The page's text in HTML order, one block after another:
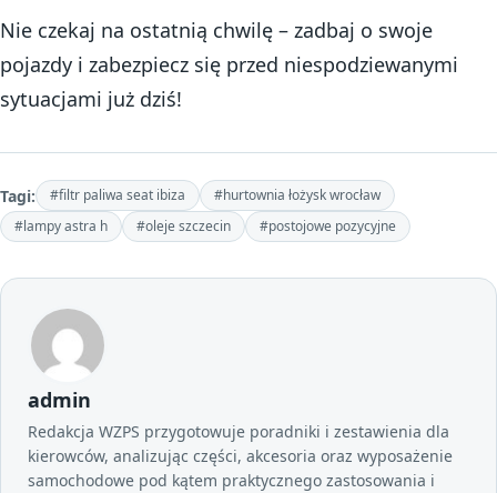
Nie czekaj na ostatnią chwilę – zadbaj o swoje
pojazdy i zabezpiecz się przed niespodziewanymi
sytuacjami już dziś!
Tagi: #filtr paliwa seat ibiza
#hurtownia łożysk wrocław
#lampy astra h
#oleje szczecin #postojowe pozycyjne
admin
Redakcja WZPS przygotowuje poradniki i zestawienia dla
kierowców, analizując części, akcesoria oraz wyposażenie
samochodowe pod kątem praktycznego zastosowania i